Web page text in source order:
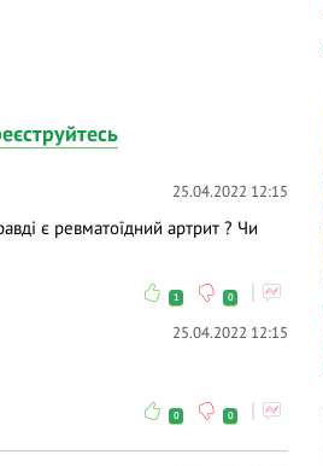
в майбутнє»: ми
та терапії запальних
захворювань;
ми відповімо на них у ході
25.04.2022 12:15
є ревматоїдний артрит ? Чи
1 0
25.04.2022 12:15
0 0